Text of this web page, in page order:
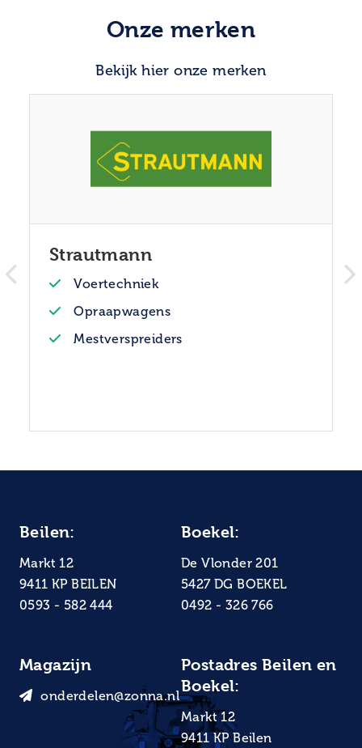
Onze merken
Bekijk hier onze merken
Strautmann
Voertechniek
Opraapwagens
Mestverspreiders
Beilen:
Markt 12
9411 KP BEILEN
0593 - 582 444
Boekel:
De Vlonder 201
5427 DG BOEKEL
0492 - 326 766
Magazijn
onderdelen@zonna.nl
Postadres Beilen en
Boekel:
Markt 12
9411 KP Beilen